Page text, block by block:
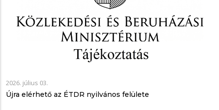
2026. július 03.
Újra elérhető az ÉTDR nyilvános felülete